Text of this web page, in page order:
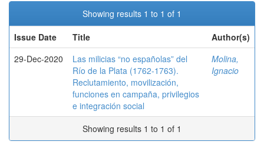
Showing results 1 to 1 of 1
Issue Date
Title
Author(s)
29-Dec-2020
Las milicias “no españolas” del
Río de la Plata (1762-1763).
Reclutamiento, movilización,
funciones en campaña, privilegios
e integración social
Molina,
Ignacio
Showing results 1 to 1 of 1